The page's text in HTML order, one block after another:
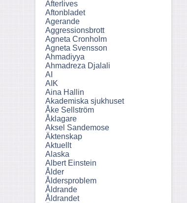
Afterlives
Aftonbladet
Agerande
Aggressionsbrott
Agneta Cronholm
Agneta Svensson
Ahmadiyya
Ahmadreza Djalali
AI
AIK
Aina Hallin
Akademiska sjukhuset
Åke Sellström
Åklagare
Aksel Sandemose
Äktenskap
Aktuellt
Alaska
Albert Einstein
Ålder
Åldersproblem
Åldrande
Åldrandet